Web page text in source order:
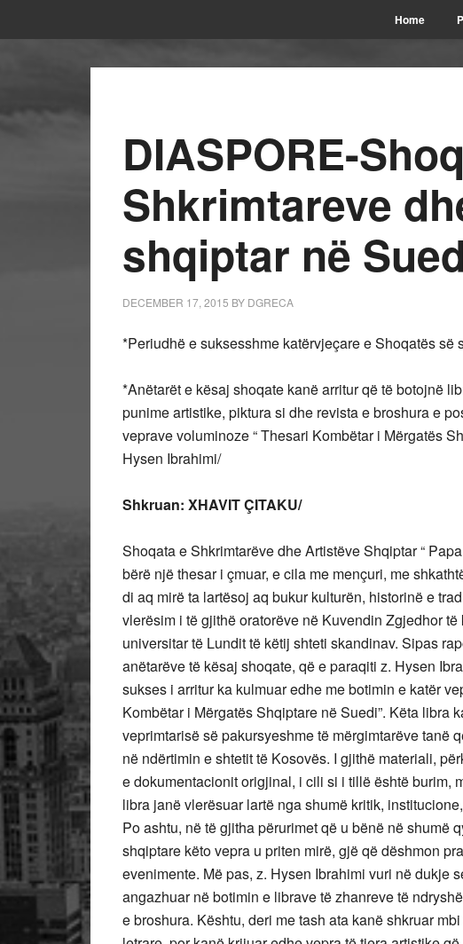
Home
DIASPORE-
Shkrimtareve
shqiptar në
DECEMBER 17, 2015 BY DGRECA
*Periudhë e suksesshme katërvjeçare e Shoqatës së
*Anëtarët e kësaj shoqate kanë arritur që të botojnë
punime artistike, piktura si dhe revista e broshura e
veprave voluminoze “ Thesari Kombëtar i Mërgatës
Hysen Ibrahimi/
Shkruan: XHAVIT ÇITAKU/
Shoqata e Shkrimtarëve dhe Artistëve Shqiptar “
bërë një thesar i çmuar, e cila me mençuri, me
di aq mirë ta lartësoj aq bukur kulturën, historinë e
vlerësim i të gjithë oratorëve në Kuvendin Zgjedhor
universitar të Lundit të këtij shteti skandinav. Sipas
anëtarëve të kësaj shoqate, që e paraqiti z. Hysen
sukses i arritur ka kulmuar edhe me botimin e katër
Kombëtar i Mërgatës Shqiptare në Suedi”. Këta libra
veprimtarisë së pakursyeshme të mërgimtarëve tanë
në ndërtimin e shtetit të Kosovës. I gjithë materiali,
e dokumentacionit origjinal, i cili si i tillë është burim,
libra janë vlerësuar lartë nga shumë kritik,
Po ashtu, në të gjitha përurimet që u bënë në shumë
shqiptare këto vepra u priten mirë, gjë që dëshmon
evenimente. Më pas, z. Hysen Ibrahimi vuri në dukje
angazhuar në botimin e librave të zhanreve të
e broshura. Kështu, deri me tash ata kanë shkruar